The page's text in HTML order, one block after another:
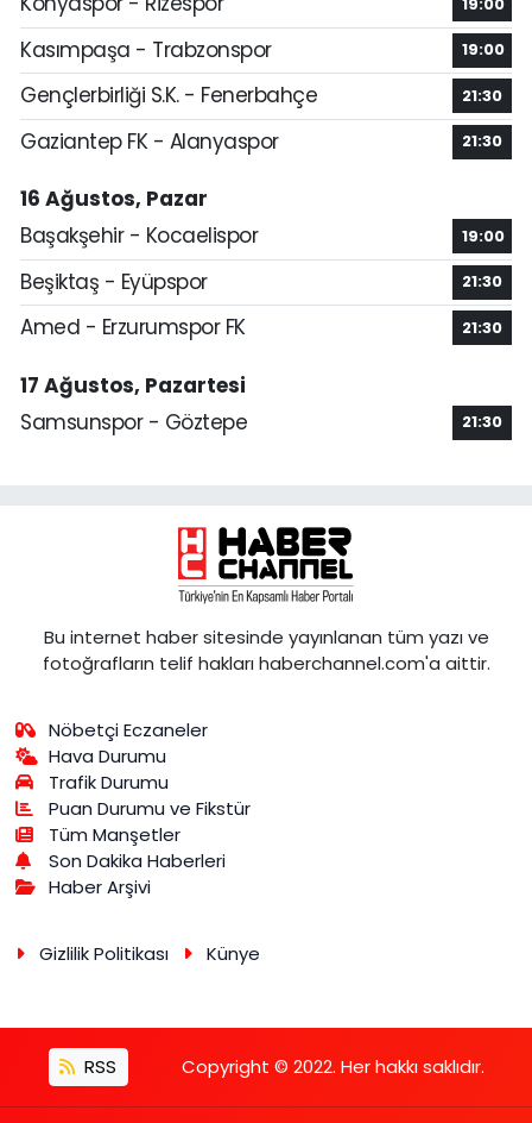
Kasımpaşa - Trabzonspor 19:00
Gençlerbirliği S.K. - Fenerbahçe 21:30
Gaziantep FK - Alanyaspor 21:30
16 Ağustos, Pazar
Başakşehir - Kocaelispor
19:00
Beşiktaş - Eyüpspor 21:30
Amed - Erzurumspor FK 21:30
17 Ağustos, Pazartesi
Samsunspor - Göztepe
21:30
Bu internet haber sitesinde yayınlanan tüm yazı ve
fotoğrafların telif hakları haberchannel.com'a aittir.
Nöbetçi Eczaneler
Hava Durumu
Trafik Durumu
Puan Durumu ve Fikstür
Tüm Manşetler
Son Dakika Haberleri
Haber Arşivi
Gizlilik Politikası Künye
RSS Copyright © 2022. Her hakkı saklıdır.